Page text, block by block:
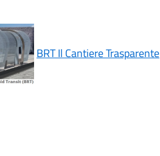
BRT Il Cantiere Trasparente